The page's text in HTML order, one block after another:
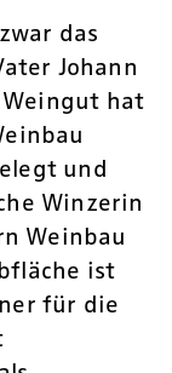
das
Johann
Weingut hat
und
Winzerin
Weinbau
ist
für die